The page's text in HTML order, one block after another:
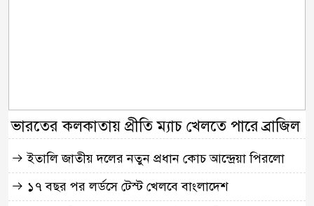
ভারতের কলকাতায় প্রীতি ম্যাচ খেলতে পারে ব্রাজিল
ইতালি জাতীয় দলের নতুন প্রধান কোচ আন্দ্রেয়া পিরলো
১৭ বছর পর লর্ডসে টেস্ট খেলবে বাংলাদেশ